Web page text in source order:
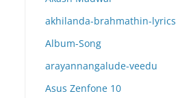
akhilanda-brahmathin-lyrics
Album-Song
arayannangalude-veedu
Asus Zenfone 10